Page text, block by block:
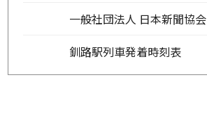
一般社団法人 日本新聞協会
釧路駅列車発着時刻表